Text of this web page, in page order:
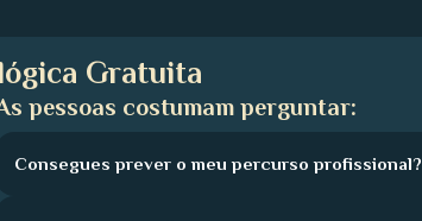
Gratuita
pessoas costumam perguntar:
Consegues prever o meu percurso profissional?